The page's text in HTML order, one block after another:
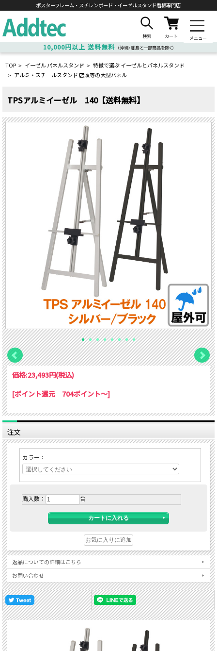
ポスターフレーム・スチレンボード・ イーゼルスタンド看板専門店
検索 カート メニュー
10,000円以上 送料無料 （沖縄・離島と一部商品を除く）
TOP > イーゼル パネルスタンド > 特徴で選ぶ イーゼルとパネルスタンド
> アルミ・スチールスタンド 店頭等の大型パネル
TPSアルミイーゼル 140【送料無料】
価格:23,493円(税込)
[ポイント還元 704ポイント～]
注文
カラー：
購入数： 台
返品についての詳細はこちら
お問い合わせ